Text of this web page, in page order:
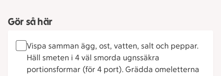
Gör så här
Vispa samman ägg, ost, vatten, salt och peppar.
Häll smeten i 4 väl smorda ugnssäkra
portionsformar (för 4 port). Grädda omeletterna